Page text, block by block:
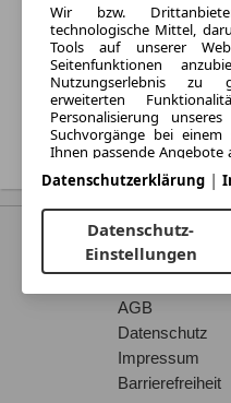
AGB
Datenschutz
Impressum
Barrierefreiheit
Wir bzw.
technologische Mittel,
Tools auf unserer
Seitenfunktionen
Nutzungserlebnis zu
erweiterten
Personalisierung
Suchvorgänge bei einem
Ihnen passende Angebote
personalisierte Werbung
und diese auszuwerten.
lokal, wenn Sie diese
Lieblingsfahrzeuge oder
angeben. Dies erleichtert
da eine erneute Eingabe
Ihrer Einwilligung werden
an von Ihnen
Cookies/Tools werden
von Ihnen bei
Informationen für 30
dieses Zeitraums
Finanzierungsanfragen
Datenschutzerklärung |
Datenschutz-
Einstellungen